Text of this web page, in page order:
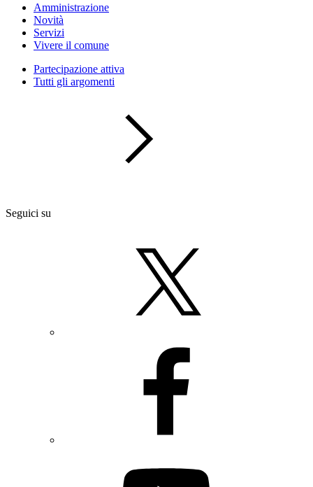
Amministrazione
Novità
Servizi
Vivere il comune
Partecipazione attiva
Tutti gli argomenti
Seguici su